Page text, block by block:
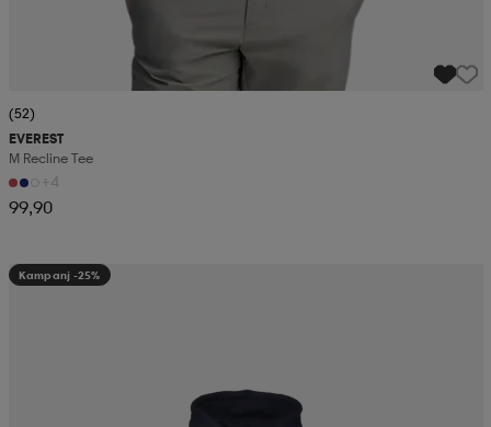
(52)
EVEREST
M Recline Tee
+4
99,90
Kampanj -25%